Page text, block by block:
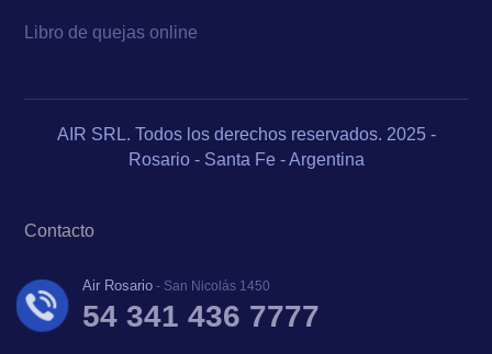
Libro de quejas online
AIR SRL. Todos los derechos reservados. 2025 -
Rosario - Santa Fe - Argentina
Contacto
Air Rosario - San Nicolás 1450
54 341 436 7777